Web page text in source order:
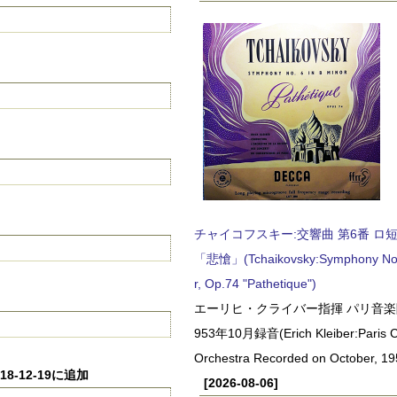
12-19に追加
チャイコフスキー:交響曲 第6番 ロ
「悲愴」(Tchaikovsky:Symphony
r, Op.74 "Pathetique")
エーリヒ・クライバー指揮 パリ音
953年10月録音(Erich Kleiber:Paris
Orchestra Recorded on October,
[2026-08-06]